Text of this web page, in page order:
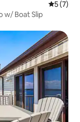
5 (7)
w/ Boat Slip